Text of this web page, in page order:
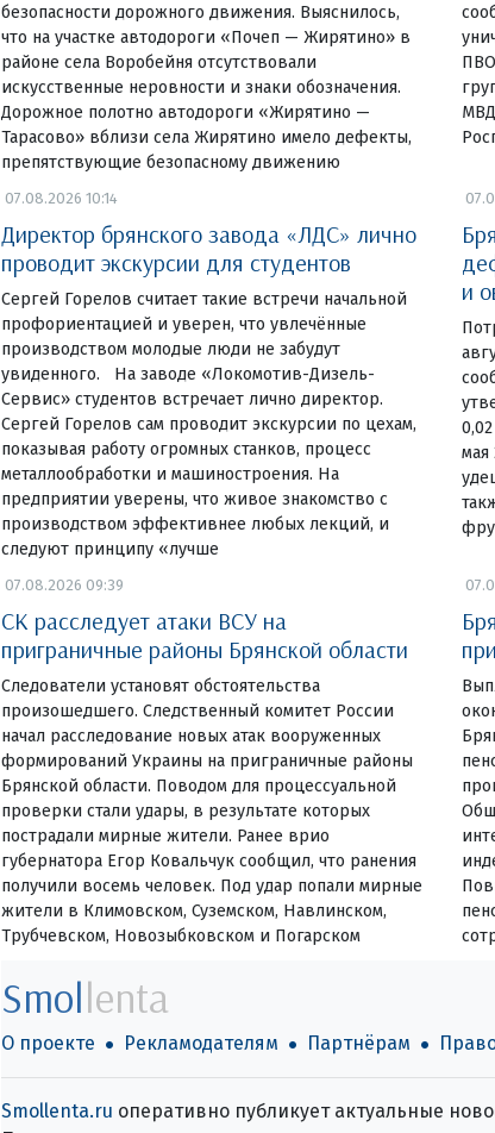
безопасности дорожного движения. Выяснилось,
что на участке автодороги «Почеп — Жирятино» в
районе села Воробейня отсутствовали
искусственные неровности и знаки обозначения.
Дорожное полотно автодороги «Жирятино —
Тарасово» вблизи села Жирятино имело дефекты,
препятствующие безопасному движению
07.08.2026 10:14
Директор брянского завода «ЛДС» лично
проводит экскурсии для студентов
Сергей Горелов считает такие встречи начальной
профориентацией и уверен, что увлечённые
производством молодые люди не забудут
увиденного. На заводе «Локомотив-Дизель-
Сервис» студентов встречает лично директор.
Сергей Горелов сам проводит экскурсии по цехам,
показывая работу огромных станков, процесс
металлообработки и машиностроения. На
предприятии уверены, что живое знакомство с
производством эффективнее любых лекций, и
следуют принципу «лучше
и
мая
07.08.2026 09:39
СК расследует атаки ВСУ на
приграничные районы Брянской области
Следователи установят обстоятельства
произошедшего. Следственный комитет России
начал расследование новых атак вооруженных
формирований Украины на приграничные районы
Брянской области. Поводом для процессуальной
проверки стали удары, в результате которых
пострадали мирные жители. Ранее врио
губернатора Егор Ковальчук сообщил, что ранения
получили восемь человек. Под удар попали мирные
жители в Климовском, Суземском, Навлинском,
Трубчевском, Новозыбковском и Погарском
Smollenta
О проекте Рекламодателям Партнёрам
Smollenta.ru оперативно публикует актуальные